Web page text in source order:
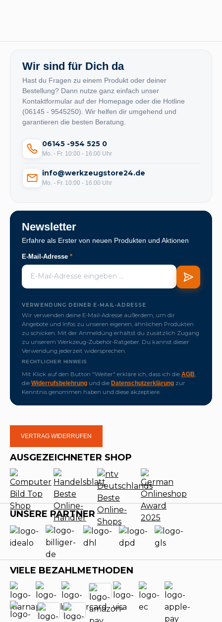
Wir sind für Dich da
Hast du Fragen zu einem Produkt oder deiner
Bestellung? Dann nutze ganz einfach unser
Kontaktformular auf der Homepage oder die Hotline
(06145 - 9545250). Wir helfen dir umgehend und
garantieren die besten Beratung.
06145 -954 525 0
Mo. - Fr. 10:00 - 16:00 Uhr
info@werkzeugstore24.de
Mo. - Fr. 10:00 - 16:00 Uhr
Newsletter
Erfahre als Erster von neuen Produkten und Aktionen
E-Mail-Adresse *
VERWENDUNG DEINER E-MAIL-ADRESSE
Wir verwenden deine E-Mail-Adresse außerdem, um dir
Angebote und Infos zu unseren eigenen, ähnlichen Produkten
zu schicken. Mit der Anmeldung erhältst du zusätzlich Zugang
zu unserem Werkzeug-Zubehör-Ratgeber. Du kannst dieser
Verwendung jederzeit widersprechen.
RECHTLICHER HINWEIS
Mit Klick auf den Button "Weiter" erkläre ich, dass ich die AGB
die Widerrufsbelehrung und die Datenschutzerklärung zur
Kenntnis genommen haben und diese akzeptiere.
VERTRAG WIDERRUFEN
AUSGEZEICHNETER SHOP
UNSERE PARTNER
VIELE BEZAHLMETHODEN